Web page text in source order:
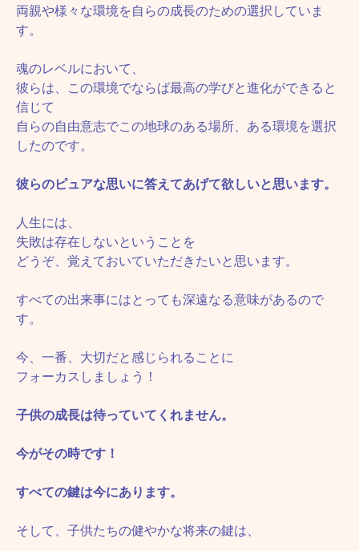
両親や様々な環境を自らの成長のための選択していま
す。
魂のレベルにおいて、
彼らは、この環境でならば最高の学びと進化ができると
信じて
自らの自由意志でこの地球のある場所、ある環境を選択
したのです。
彼らのピュアな思いに答えてあげて欲しいと思います。
人生には、
失敗は存在しないということを
どうぞ、覚えておいていただきたいと思います。
すべての出来事にはとっても深遠なる意味があるので
す。
今、一番、大切だと感じられることに
フォーカスしましょう！
子供の成長は待っていてくれません。
今がその時です！
すべての鍵は今にあります。
そして、子供たちの健やかな将来の鍵は、